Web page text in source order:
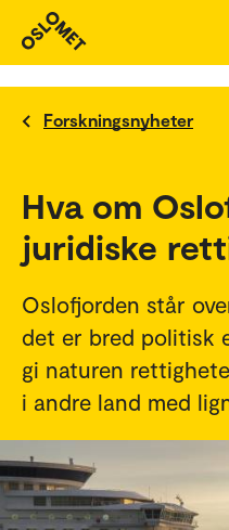
Forskningsnyheter
Hva om
juridiske
Oslofjorden står
det er bred politisk
gi naturen
i andre land med